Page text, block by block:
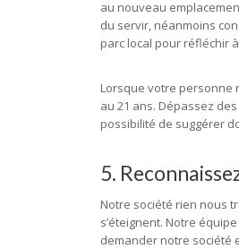
au nouveau
du servir, néanmoins
parc local pour réfléchir
Lorsque votre personne
au 21 ans. Dépassez
possibilité de suggérer
5.
Notre société rien nous
s’éteignent. Notre
demander notre société